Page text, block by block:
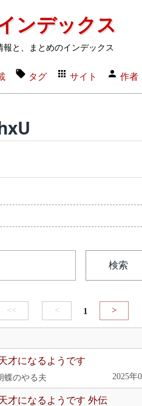
ンデックス
と、まとめのインデックス
タグ サイト 作者
検索
<< < 1 >
才になるようです
蝶のやる夫 2025年
才になるようです 外伝